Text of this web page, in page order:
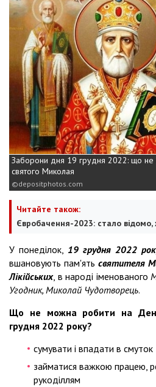
Заборони дня 19 грудня 2022: що
святого Миколая
depositphotos.com
Читайте також:
Євробачення-2023: стало відомо,
У понеділок, 19 грудня 2022
вшановують пам'ять святителя
Лікійських, в народі іменованого
Угодник, Миколай Чудотворець.
Що не можна робити на
грудня 2022 року?
сумувати і впадати в смуток
займатися важкою працею,
рукоділлям